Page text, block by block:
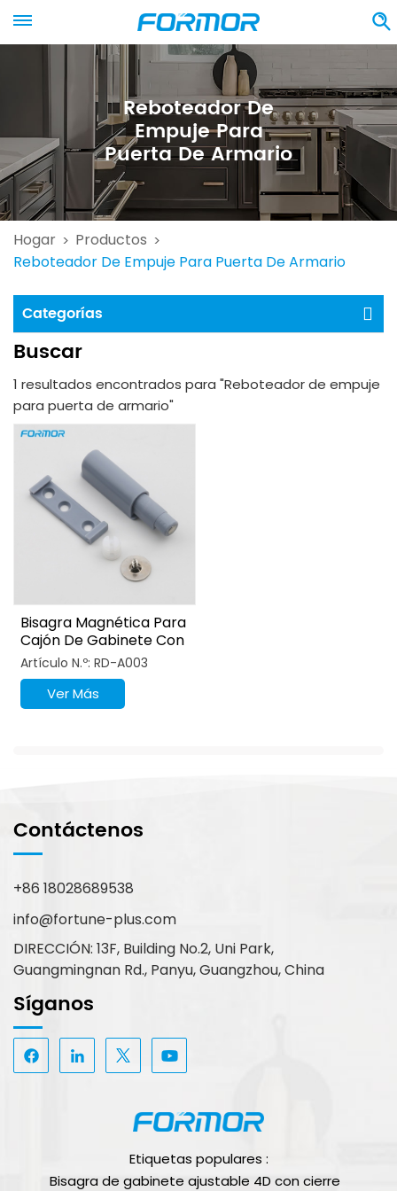
Reboteador De
Empuje Para
Puerta De Armario
Hogar > Productos >
Reboteador De Empuje Para Puerta De Armario
Categorías
Buscar
1 resultados encontrados para "Reboteador de empuje
para puerta de armario"
Bisagra Magnética Para
Cajón De Gabinete Con
Sistema De Apertura
Por Empuje
Artículo N.º: RD-A003
Ver Más
Contáctenos
+86 18028689538
info@fortune-plus.com
DIRECCIÓN: 13F, Building No.2, Uni Park,
Guangmingnan Rd., Panyu, Guangzhou, China
Síganos
Etiquetas populares :
Bisagra de gabinete ajustable 4D con cierre